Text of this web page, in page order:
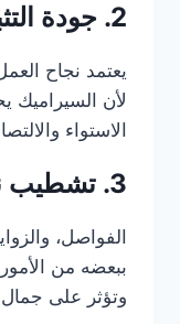
2. جودة التثبيت
يعتمد نجاح
لأن السيراميك
الاستواء
3. تشطيب نهائي أنيق
الفواصل،
ببعضه من
وتؤثر على جمال